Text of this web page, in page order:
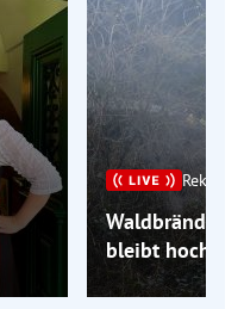
Waldbrände
bleibt